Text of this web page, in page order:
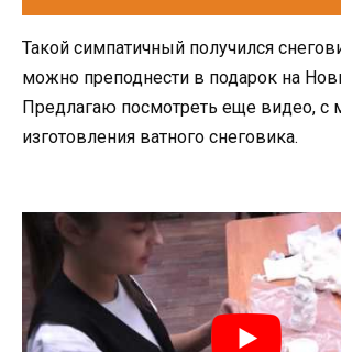
Такой симпатичный получился
можно преподнести в подарок на
Предлагаю посмотреть еще видео, с
изготовления ватного снеговика.